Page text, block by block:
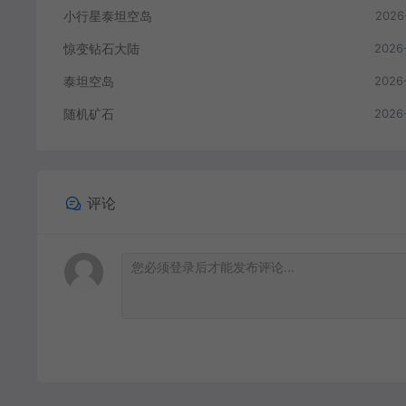
小行星泰坦空岛
惊变钻石大陆
泰坦空岛
随机矿石
评论